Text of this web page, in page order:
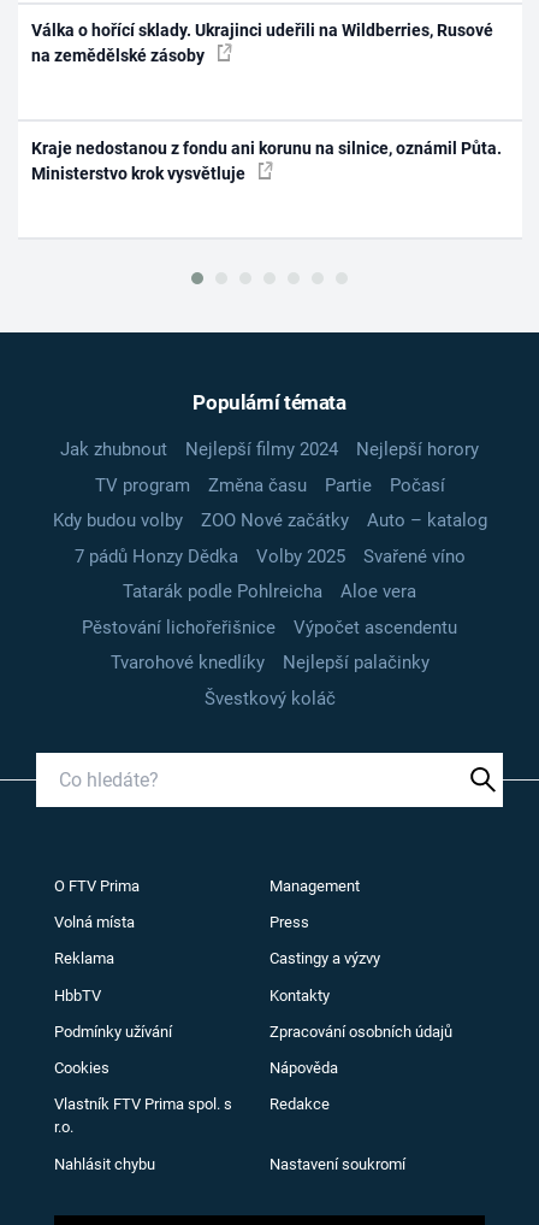
Válka o hořící sklady. Ukrajinci udeřili na Wildberries, Rusové
na zemědělské zásoby
Kraje nedostanou z fondu ani korunu na silnice, oznámil Půta.
Ministerstvo krok vysvětluje
Populární témata
Jak zhubnout Nejlepší filmy 2024
Nejlepší horory
TV program
Změna času Partie
Počasí
Kdy budou volby
ZOO Nové začátky
Auto – katalog
7 pádů Honzy Dědka
Volby 2025
Svařené víno
Tatarák podle Pohlreicha
Aloe vera
Pěstování lichořeřišnice
Výpočet ascendentu
Tvarohové knedlíky
Nejlepší palačinky
Švestkový koláč
O FTV Prima Management
Volná místa Press
Reklama Castingy a výzvy
HbbTV Kontakty
Podmínky užívání Zpracování osobních údajů
Cookies Nápověda
Vlastník FTV Prima spol. s
r.o.
Redakce
Nahlásit chybu Nastavení soukromí